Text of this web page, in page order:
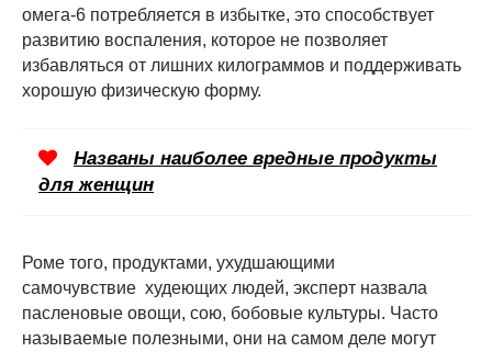
омега-6 потребляется в избытке, это способствует
развитию воспаления, которое не позволяет
избавляться от лишних килограммов и поддерживать
хорошую физическую форму.
Названы наиболее вредные продукты
для женщин
Роме того, продуктами, ухудшающими
самочувствие худеющих людей, эксперт назвала
пасленовые овощи, сою, бобовые культуры. Часто
называемые полезными, они на самом деле могут